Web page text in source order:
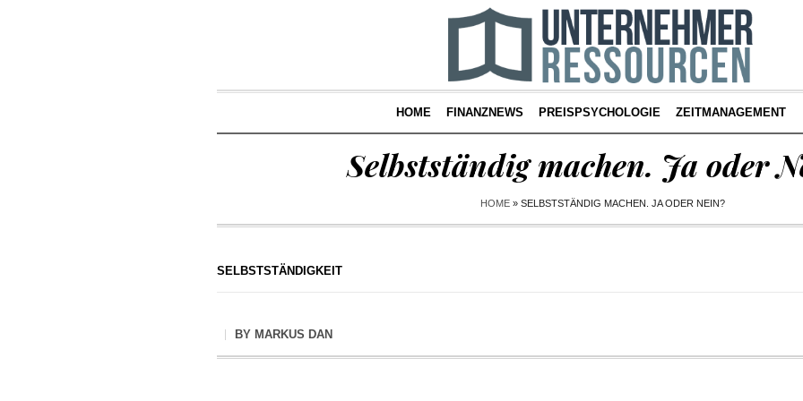
HOME FINANZNEWS PREISPSYCHOLOGIE ZEITMANAGEMENT
Selbstständig machen. Ja oder
HOME» SELBSTSTÄNDIG MACHEN. JA ODER NEIN?
SELBSTSTÄNDIGKEIT
BY MARKUS DAN